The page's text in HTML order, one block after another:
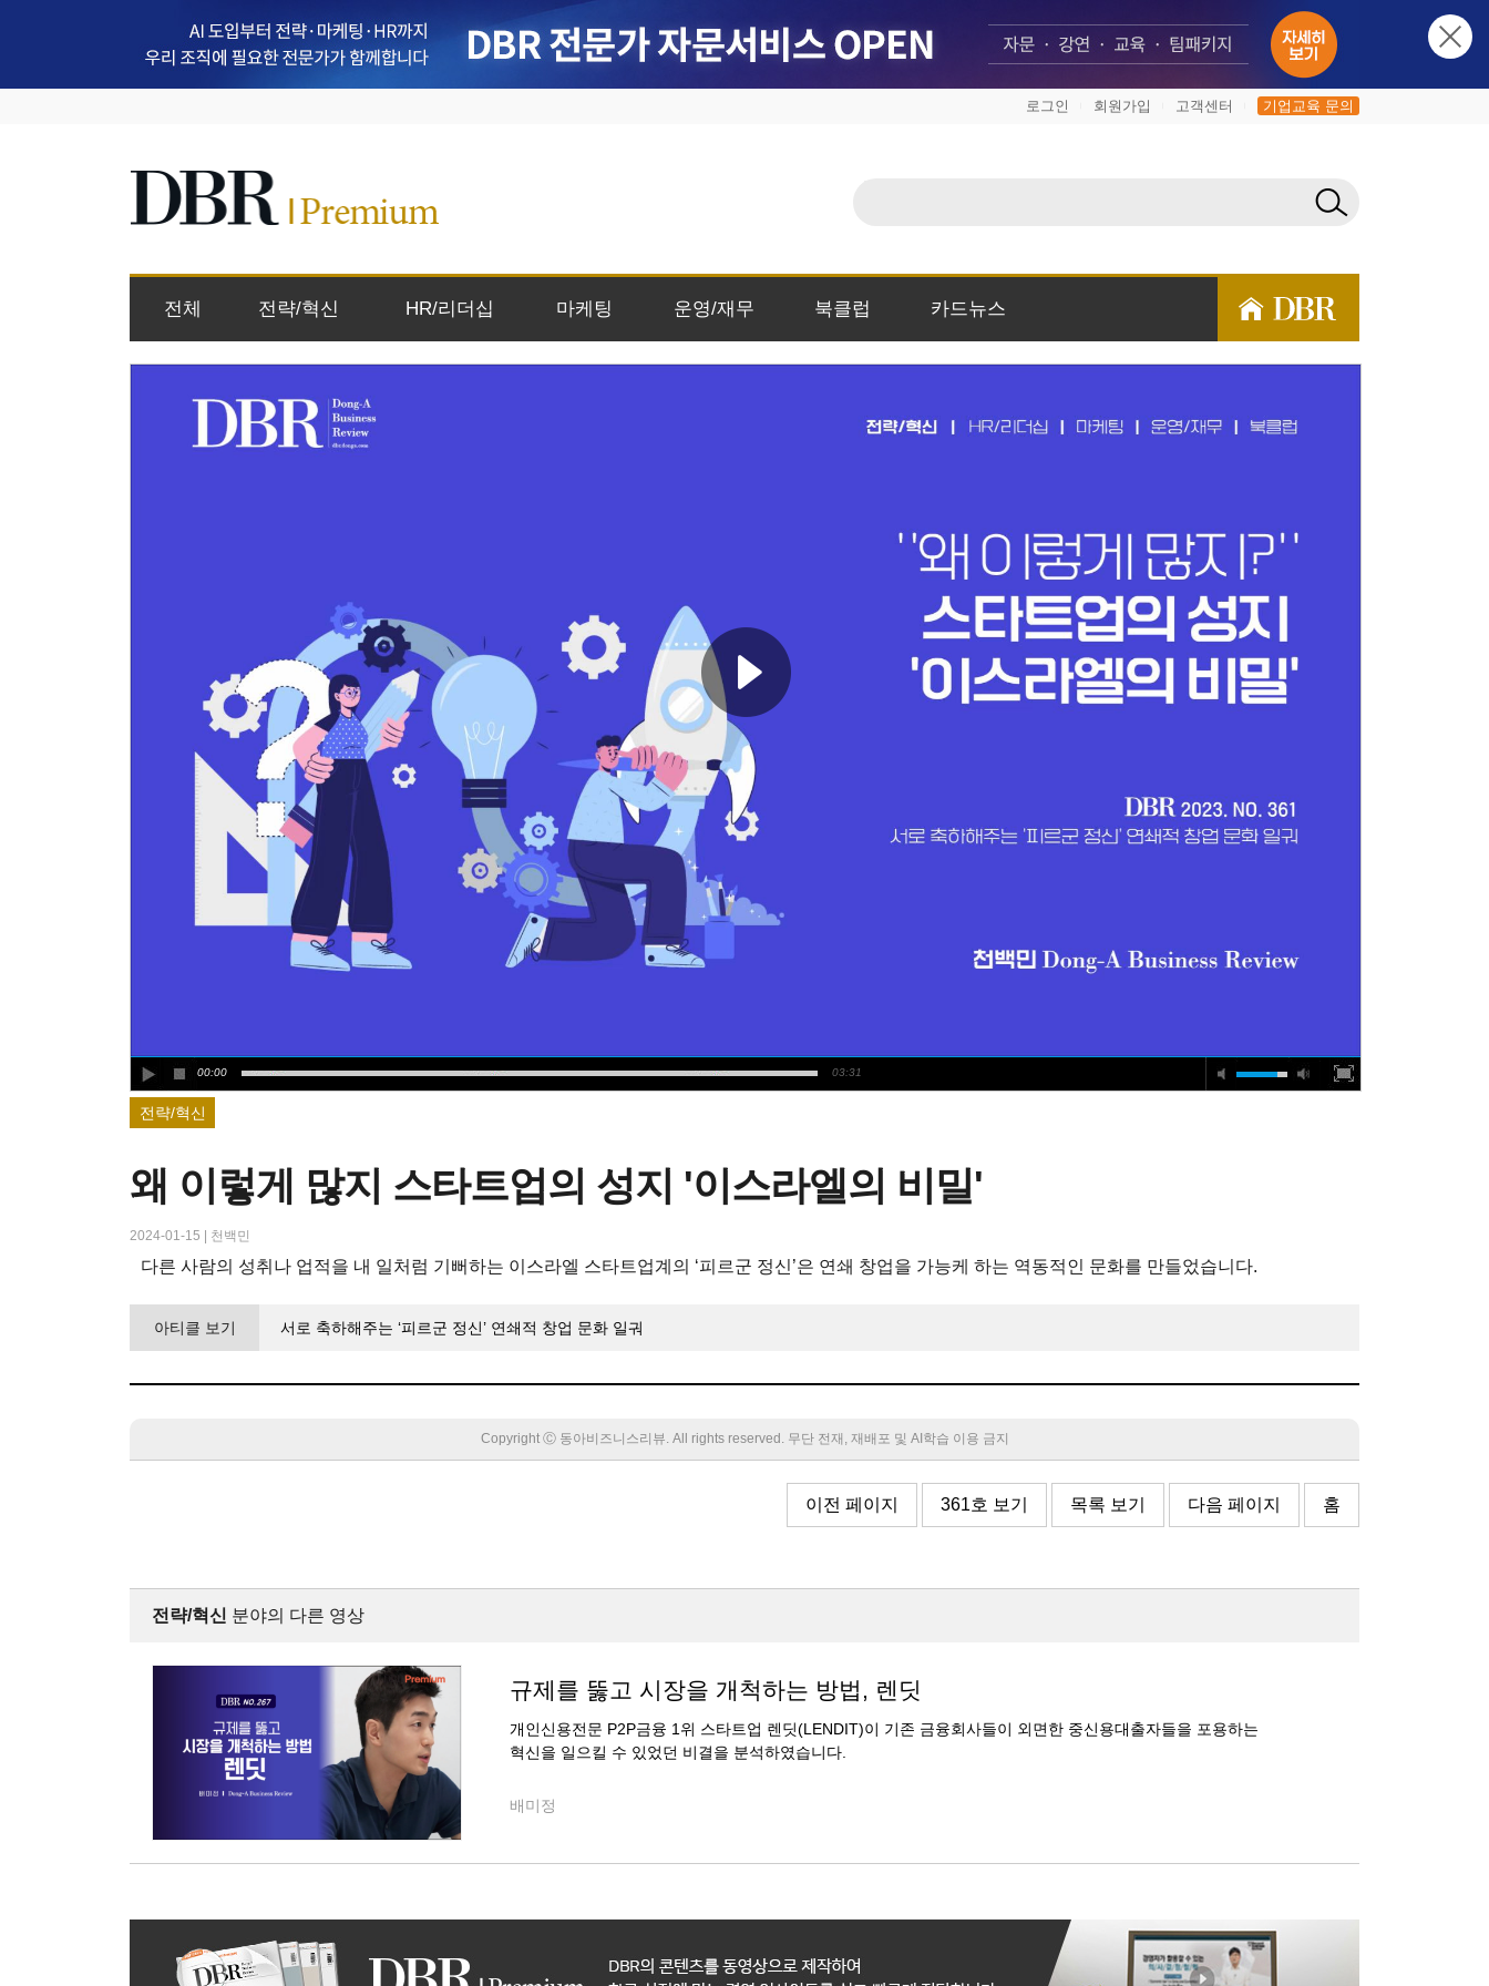
로그인 회원가입 고객센터 기업교육 문의
전체 전략/혁신 HR/리더십 마케팅 운영/재무 북클럽 카드뉴스
00:00 03:31
전략/혁신
왜 이렇게 많지 스타트업의 성지 '이스라엘의 비밀'
2024-01-15 | 천백민
다른 사람의 성취나 업적을 내 일처럼 기뻐하는 이스라엘 스타트업계의 ‘피르군 정신’은 연쇄 창업을 가능케 하는 역동적인 문화를 만들었습니다.
아티클 보기 서로 축하해주는 ‘피르군 정신’ 연쇄적 창업 문화 일궈
Copyright Ⓒ 동아비즈니스리뷰. All rights reserved. 무단 전재, 재배포 및 AI학습 이용 금지
이전 페이지 361호 보기 목록 보기 다음 페이지 홈
전략/혁신 분야의 다른 영상
규제를 뚫고 시장을 개척하는 방법, 렌딧
개인신용전문 P2P금융 1위 스타트업 렌딧(LENDIT)이 기존 금융회사들이 외면한 중신용대출자들을 포용하는
혁신을 일으킬 수 있었던 비결을 분석하였습니다.
배미정